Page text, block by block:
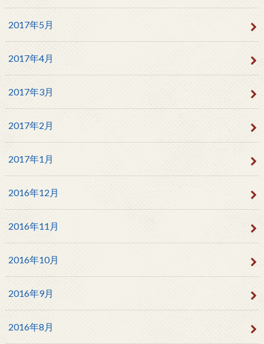
2017年5月
2017年4月
2017年3月
2017年2月
2017年1月
2016年12月
2016年11月
2016年10月
2016年9月
2016年8月